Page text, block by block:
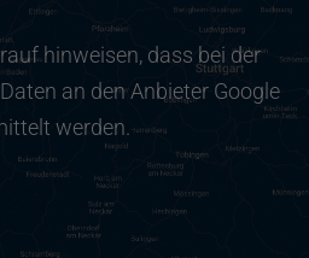
hinweisen, dass bei der
an den Anbieter Google
werden.